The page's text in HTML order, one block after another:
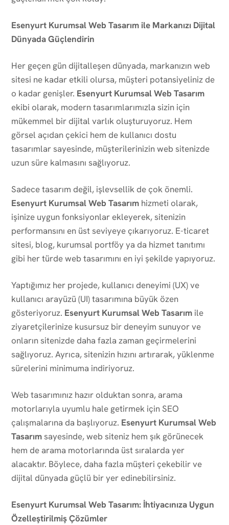
Esenyurt Kurumsal Web Tasarım ile Markanızı Dijital
Dünyada Güçlendirin
Her geçen gün dijitalleşen dünyada, markanızın web
sitesi ne kadar etkili olursa, müşteri potansiyeliniz de
o kadar genişler. Esenyurt Kurumsal Web Tasarım
ekibi olarak, modern tasarımlarımızla sizin için
mükemmel bir dijital varlık oluşturuyoruz. Hem
görsel açıdan çekici hem de kullanıcı dostu
tasarımlar sayesinde, müşterilerinizin web sitenizde
uzun süre kalmasını sağlıyoruz.
Sadece tasarım değil, işlevsellik de çok önemli.
Esenyurt Kurumsal Web Tasarım hizmeti olarak,
işinize uygun fonksiyonlar ekleyerek, sitenizin
performansını en üst seviyeye çıkarıyoruz. E-ticaret
sitesi, blog, kurumsal portföy ya da hizmet tanıtımı
gibi her türde web tasarımını en iyi şekilde yapıyoruz.
Yaptığımız her projede, kullanıcı deneyimi (UX) ve
kullanıcı arayüzü (UI) tasarımına büyük özen
gösteriyoruz. Esenyurt Kurumsal Web Tasarım ile
ziyaretçilerinize kusursuz bir deneyim sunuyor ve
onların sitenizde daha fazla zaman geçirmelerini
sağlıyoruz. Ayrıca, sitenizin hızını artırarak, yüklenme
sürelerini minimuma indiriyoruz.
Web tasarımınız hazır olduktan sonra, arama
motorlarıyla uyumlu hale getirmek için SEO
çalışmalarına da başlıyoruz. Esenyurt Kurumsal Web
Tasarımsayesinde, web siteniz hem şık görünecek
hem de arama motorlarında üst sıralarda yer
alacaktır. Böylece, daha fazla müşteri çekebilir ve
dijital dünyada güçlü bir yer edinebilirsiniz.
Esenyurt Kurumsal Web Tasarım: İhtiyacınıza Uygun
Özelleştirilmiş Çözümler